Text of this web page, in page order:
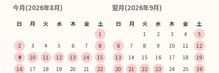
今月(2026年8月)
日 月 火 水 木 金 土
1
2
3 4 5 6 7
8
9
10 11 12 13 14
15
16
17 18 19 20 21
22
翌月(2026年9月)
日 月 火 水 木 金 土
1 2 3 4
5
6
7 8 9 10 11
12
13
14 15 16 17 18
19
20
21 22 23 24 25
26